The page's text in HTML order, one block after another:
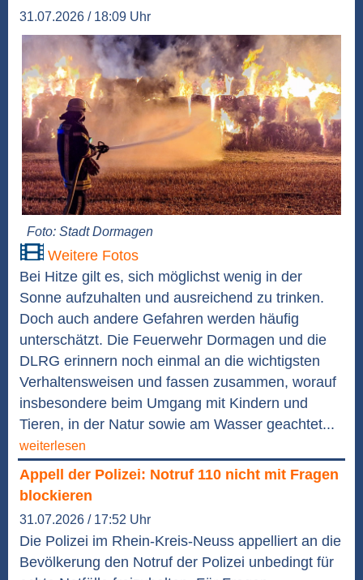
31.07.2026 / 18:09 Uhr
Foto: Stadt Dormagen
Weitere Fotos
Bei Hitze gilt es, sich möglichst wenig in der
Sonne aufzuhalten und ausreichend zu trinken.
Doch auch andere Gefahren werden häufig
unterschätzt. Die Feuerwehr Dormagen und die
DLRG erinnern noch einmal an die wichtigsten
Verhaltensweisen und fassen zusammen, worauf
insbesondere beim Umgang mit Kindern und
Tieren, in der Natur sowie am Wasser geachtet...
weiterlesen
Appell der Polizei: Notruf 110 nicht mit Fragen
blockieren
31.07.2026 / 17:52 Uhr
Die Polizei im Rhein-Kreis-Neuss appelliert an die
Bevölkerung den Notruf der Polizei unbedingt für